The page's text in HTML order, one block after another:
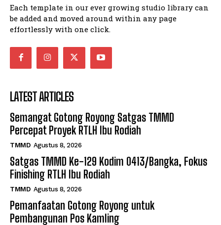
Each template in our ever growing studio library can
be added and moved around within any page
effortlessly with one click.
LATEST ARTICLES
Semangat Gotong Royong Satgas TMMD
Percepat Proyek RTLH Ibu Rodiah
TMMD Agustus 8, 2026
Satgas TMMD Ke-129 Kodim 0413/Bangka, Fokus
Finishing RTLH Ibu Rodiah
TMMD Agustus 8, 2026
Pemanfaatan Gotong Royong untuk
Pembangunan Pos Kamling